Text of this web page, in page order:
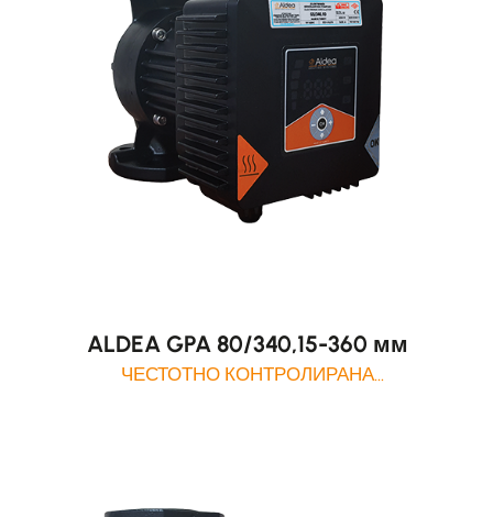
ALDEA GPA 80/340,15-360 мм
ЧЕСТОТНО КОНТРОЛИРАНА